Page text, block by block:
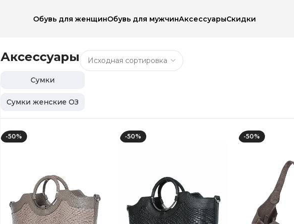
Обувь для женщинОбувь для мужчинАксессуарыСкидки
Аксессуары
Сумки
Сумки женские ОЗ
-50% -50% -50%